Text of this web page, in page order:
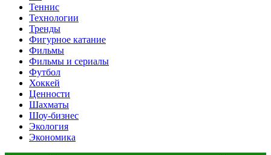
Теннис
Технологии
Тренды
Фигурное катание
Фильмы
Фильмы и сериалы
Футбол
Хоккей
Ценности
Шахматы
Шоу-бизнес
Экология
Экономика